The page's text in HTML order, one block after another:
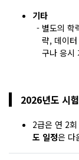
기타
별도의 학
략, 데이
구나 응시
2026년도 시
2급은 연 2
도 일정은 다